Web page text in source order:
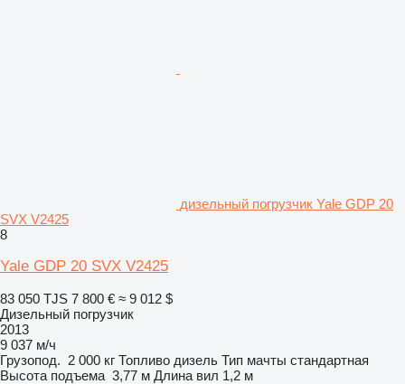
дизельный погрузчик Yale GDP 20
SVX V2425
8
Yale GDP 20 SVX V2425
83 050 TJS 7 800 € ≈ 9 012 $
Дизельный погрузчик
2013
9 037 м/ч
Грузопод. 2 000 кг Топливо дизель Тип мачты стандартная
Высота подъема 3,77 м Длина вил 1,2 м